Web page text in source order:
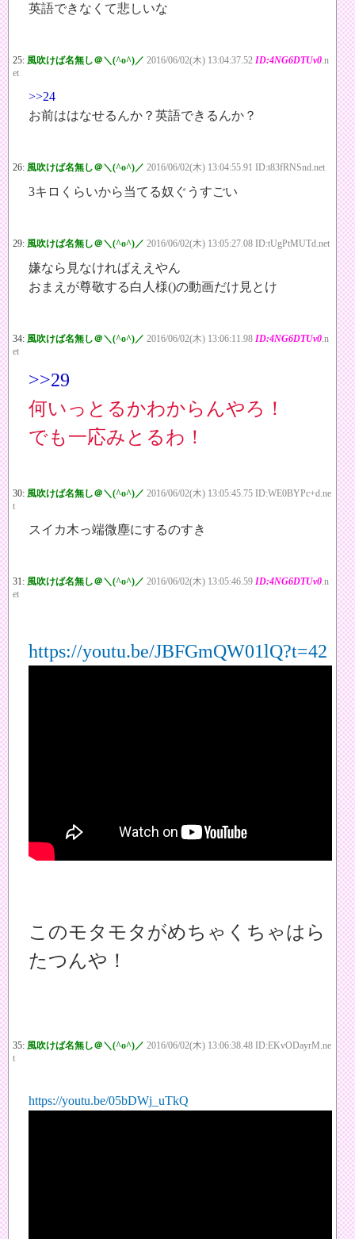
英語できなくて悲しいな
25: 風吹けば名無し＠＼(^o^)／ 2016/06/02(木) 13:04:37.52 ID:4NG6DTUv0.n
et
>>24
お前ははなせるんか？英語できるんか？
26: 風吹けば名無し＠＼(^o^)／ 2016/06/02(木) 13:04:55.91 ID:t83fRNSnd.net
3キロくらいから当てる奴ぐうすごい
29: 風吹けば名無し＠＼(^o^)／ 2016/06/02(木) 13:05:27.08 ID:tUgPtMUTd.net
嫌なら見なければええやん
おまえが尊敬する白人様()の動画だけ見とけ
34: 風吹けば名無し＠＼(^o^)／ 2016/06/02(木) 13:06:11.98 ID:4NG6DTUv0.n
et
>>29
何いっとるかわからんやろ！
でも一応みとるわ！
30: 風吹けば名無し＠＼(^o^)／ 2016/06/02(木) 13:05:45.75 ID:WE0BYPc+d.ne
t
スイカ木っ端微塵にするのすき
31: 風吹けば名無し＠＼(^o^)／ 2016/06/02(木) 13:05:46.59 ID:4NG6DTUv0.n
et
https://youtu.be/JBFGmQW01lQ?t=42
このモタモタがめちゃくちゃはら
たつんや！
35: 風吹けば名無し＠＼(^o^)／ 2016/06/02(木) 13:06:38.48 ID:EKvODayrM.ne
t
https://youtu.be/05bDWj_uTkQ